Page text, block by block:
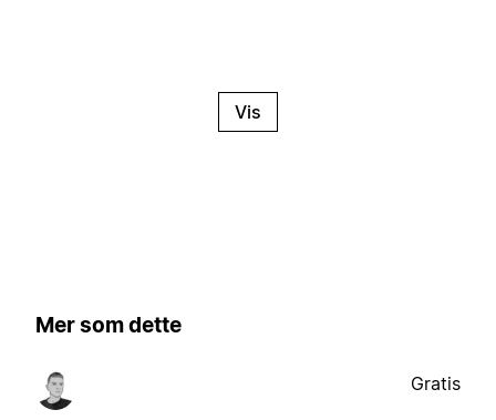
Vis
Mer som dette
Gratis